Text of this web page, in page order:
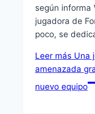
según informa
jugadora de
poco, se
Leer más Una
amenazada
nuevo equipo